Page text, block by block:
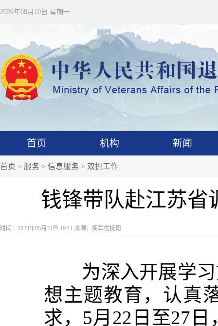
2026年08月10日 星期一
首页 机构 新闻
首页 > 服务 > 信息服务 > 双拥工作
钱锋带队赴江苏省
时间：2023年05月31日 19:11 来源：拥军优抚司
为深入开展学习
想主题教育，认真
求，5月22日至27